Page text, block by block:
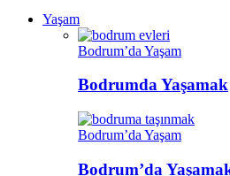
Yaşam
Bodrum’da Yaşam
Bodrumda Yaşamak
Bodrum’da Yaşam
Bodrum’da